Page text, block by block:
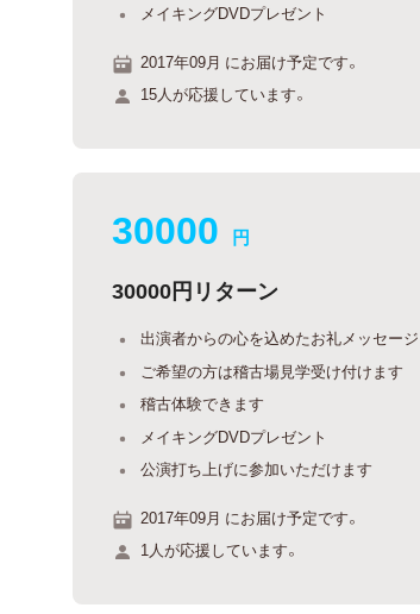
メイキングDVDプレゼント
2017年09月 にお届け予定です。
15人が応援しています。
30000 円
30000円リターン
出演者からの心を込めたお礼メッセージ
ご希望の方は稽古場見学受け付けます
稽古体験できます
メイキングDVDプレゼント
公演打ち上げに参加いただけます
2017年09月 にお届け予定です。
1人が応援しています。